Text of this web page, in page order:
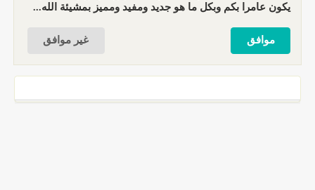
يكون عامرا بكم وبكل ما هو جديد ومفيد ومميز بمشيئة الله...